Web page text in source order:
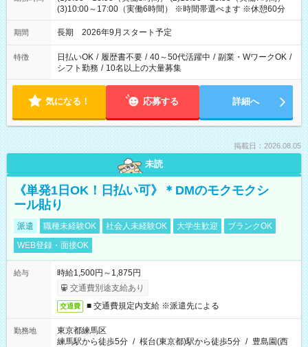
(3)10:00～17:00（実働6時間） ※時間帯選べます ※休憩60分
期間 長期 2026年9月スタート予定
特徴 日払いOK / 履歴書不要 / 40～50代活躍中 / 副業・WワークOK /
シフト勤務 / 10名以上の大量募集
気になる！ 応募する 詳細へ
掲載日：2026.08.05
未読
《単発1日OK！日払い可》＊DMのモクモクシ
ール貼り
派遣 職種未経験OK 社会人未経験OK 大学生歓迎
ブランクOK
WEB登録・面接OK
給与
時給1,500円～1,875円
交通費別途支給あり
交通費 ■ 交通費規定内支給 ※派遣先による
勤務地
東京都練馬区
練馬駅から徒歩5分 / 桜台(東京都)駅から徒歩5分 / 豊島園(西